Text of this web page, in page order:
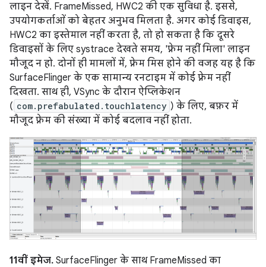
लाइन देखें. FrameMissed, HWC2 की एक सुविधा है. इससे,
उपयोगकर्ताओं को बेहतर अनुभव मिलता है. अगर कोई डिवाइस,
HWC2 का इस्तेमाल नहीं करता है, तो हो सकता है कि दूसरे
डिवाइसों के लिए systrace देखते समय, 'फ़्रेम नहीं मिला' लाइन
मौजूद न हो. दोनों ही मामलों में, फ़्रेम मिस होने की वजह यह है कि
SurfaceFlinger के एक सामान्य रनटाइम में कोई फ़्रेम नहीं
दिखता. साथ ही, VSync के दौरान ऐप्लिकेशन
( com.prefabulated.touchlatency ) के लिए, बफ़र में
मौजूद फ़्रेम की संख्या में कोई बदलाव नहीं होता.
11वीं इमेज. SurfaceFlinger के साथ FrameMissed का